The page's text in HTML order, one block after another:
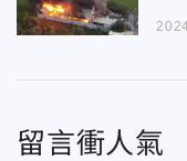
留言衝人氣